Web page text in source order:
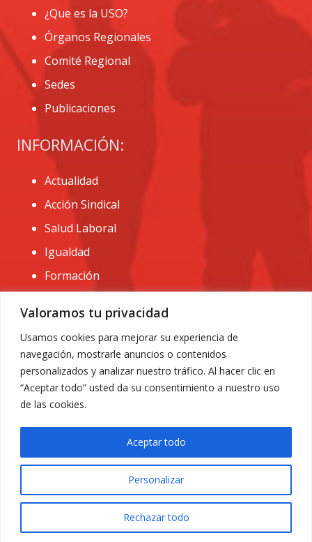
Valoramos tu privacidad
Usamos cookies para mejorar su experiencia de
navegación, mostrarle anuncios o contenidos
personalizados y analizar nuestro tráfico. Al hacer clic en
“Aceptar todo” usted da su consentimiento a nuestro uso
de las cookies.
Personalizar
Rechazar todo
Aceptar todo
¿Que es la USO?
Órganos Regionales
Comité Regional
Sedes
Publicaciones
INFORMACIÓN:
Actualidad
Acción Sindical
Salud Laboral
Igualdad
Formación
CONTACTO:
administracion@usomurcia.org
968 25 01 20
C/ Huerto de las bombas nº6. 30009 Murcia
Privacidad|
© 2018 Todos los derechos reservados. Diseño web
ACRILONIA